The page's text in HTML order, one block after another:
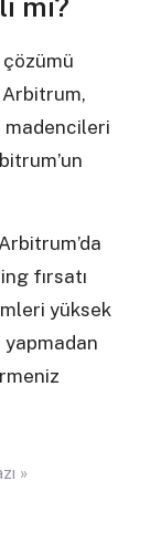
mı?
madencileri
fırsatı
yüksek
yapmadan
»